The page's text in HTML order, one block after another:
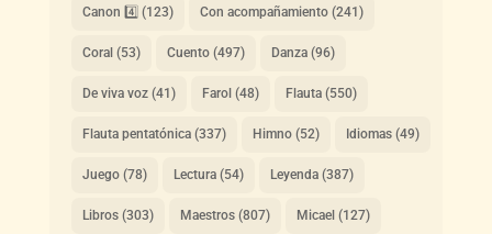
Canon 4️⃣ (123) Con acompañamiento(241)
Coral(53) Cuento(497) Danza(96)
De viva voz(41) Farol(48) Flauta(550)
Flauta pentatónica(337) Himno(52) Idiomas(49)
Juego(78) Lectura(54) Leyenda(387)
Libros(303) Maestros(807) Micael(127)